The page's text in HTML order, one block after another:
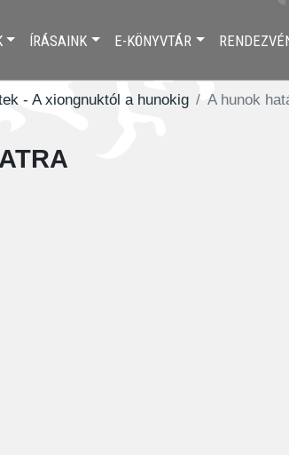
ÍRÁSAINK E-KÖNYVTÁR
- A xiongnuktól a hunokig A hunok